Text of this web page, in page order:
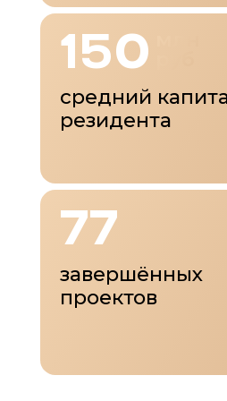
77
завершённых
проектов
встречи